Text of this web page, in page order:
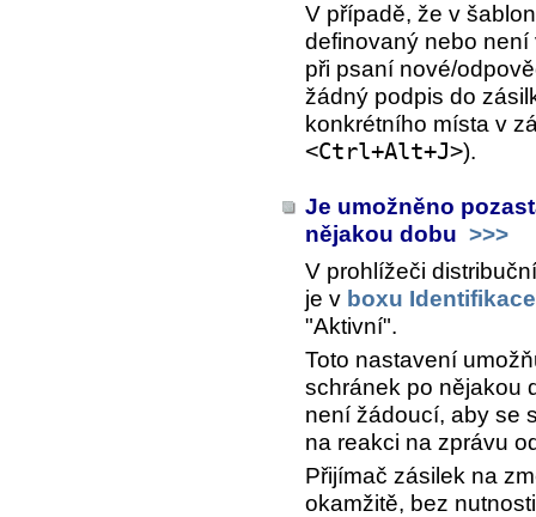
V případě, že v
definovaný nebo
při psaní nové/
žádný podpis do
konkrétního místa v
<Ctrl+Alt+J>).
Je umožněno
nějakou dobu >>>
V prohlížeči
je v boxu Identifikace
"Aktivní".
Toto nastavení
schránek po nějakou
není žádoucí, aby se
na reakci na zprávu
Přijímač zásilek na
okamžitě, bez